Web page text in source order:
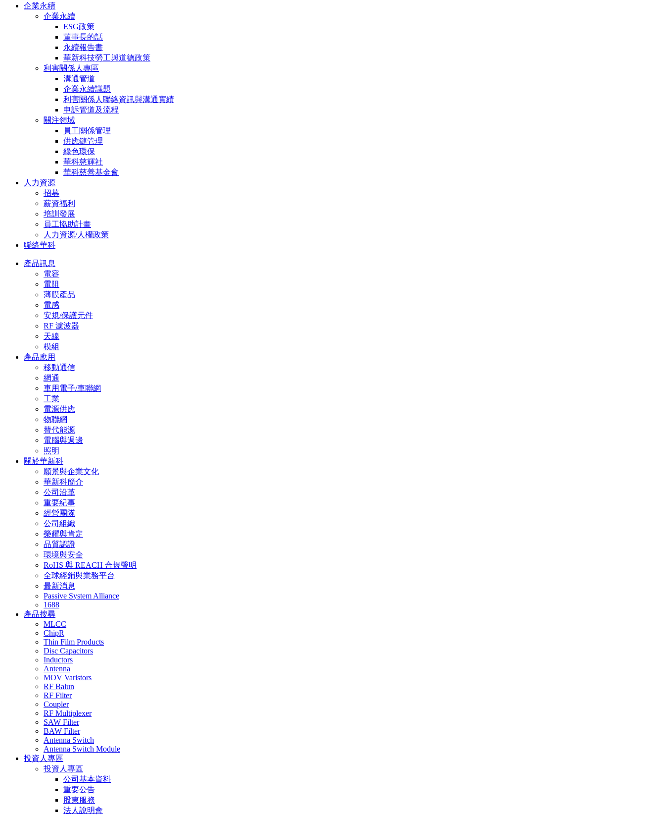
企業永續
企業永續
ESG政策
董事長的話
永續報告書
華新科技勞工與道德政策
利害關係人專區
溝通管道
企業永續議題
利害關係人聯絡資訊與溝通實績
申訴管道及流程
關注領域
員工關係管理
供應鏈管理
綠色環保
華科慈輝社
華科慈善基金會
人力資源
招募
薪資福利
培訓發展
員工協助計畫
人力資源/人權政策
聯絡華科
產品訊息
電容
電阻
薄膜產品
電感
安規/保護元件
RF 濾波器
天線
模組
產品應用
移動通信
網通
車用電子/車聯網
工業
電源供應
物聯網
替代能源
電腦與週邊
照明
關於華新科
願景與企業文化
華新科簡介
公司沿革
重要紀事
經營團隊
公司組織
榮耀與肯定
品質認證
環境與安全
RoHS 與 REACH 合規聲明
全球經銷與業務平台
最新消息
Passive System Alliance
1688
產品搜尋
MLCC
ChipR
Thin Film Products
Disc Capacitors
Inductors
Antenna
MOV Varistors
RF Balun
RF Filter
Coupler
RF Multiplexer
SAW Filter
BAW Filter
Antenna Switch
Antenna Switch Module
投資人專區
投資人專區
公司基本資料
重要公告
股東服務
法人說明會